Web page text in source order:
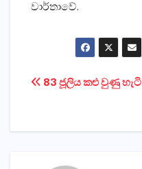
වාර්තාවේ.
Post
83 ජූලිය කළු වුණු හැටි